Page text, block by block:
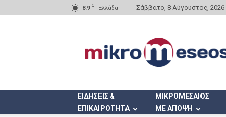
8.9 C Ελλάδα Σάββατο, 8 Αύγουστος, 2026
ΕΙΔΗΣΕΙΣ &
ΕΠΙΚΑΙΡΟΤΗΤΑ
ΜΙΚΡΟΜΕΣΑΙΟΣ
ΜΕ ΑΠΟΨΗ